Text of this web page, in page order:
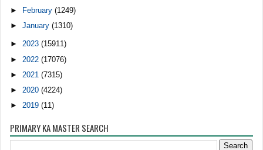
►
February(1249)
►January(1310)
►2023(15911)
► 2022(17076)
► 2021(7315)
► 2020(4224)
►2019(11)
PRIMARY KA MASTER SEARCH